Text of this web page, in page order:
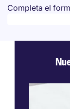
Completa el